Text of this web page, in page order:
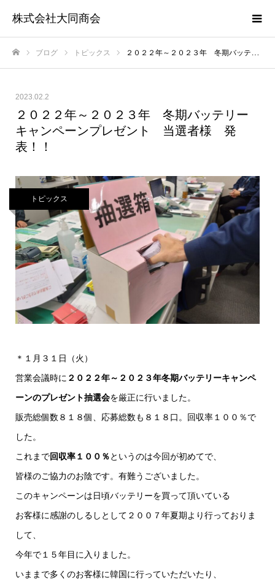
株式会社大同商会
ブログ トピックス ２０２２年～２０２３年 冬期バッテリーキャンペーンプレゼント 当選者様 発表！！
2023.02.2
２０２２年～２０２３年 冬期バッテリー
キャンペーンプレゼント 当選者様 発
表！！
トピックス
＊１月３１日（火）
営業会議時に ２０２２年～２０２３年冬期バッテリーキャンペ
ーンのプレゼント抽選会を厳正に行いました。
販売総個数８１８個、応募総数も８１８口。回収率１００％で
した。
これまで回収率１００％というのは今回が初めてで、
皆様のご協力のお陰です。有難うございました。
このキャンペーンは日頃バッテリーを買って頂いている
お客様に感謝のしるしとして２００７年夏期より行っておりま
して、
今年で１５年目に入りました。
いままで多くのお客様に韓国に行っていただいたり、